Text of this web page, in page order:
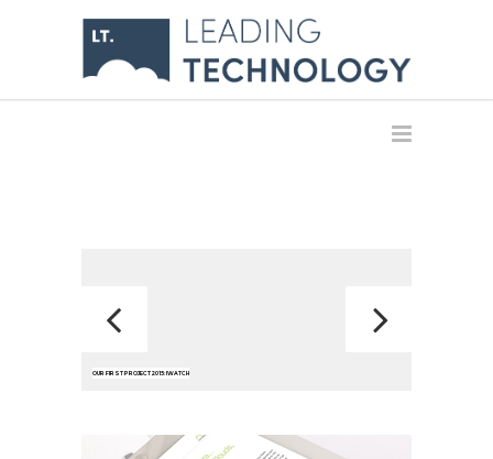
OUR FIRST PROJECT 2015: IWATCH